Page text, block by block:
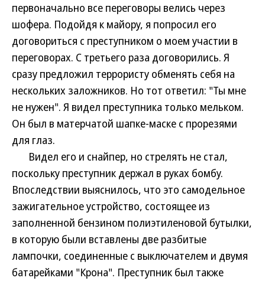
первоначально все переговоры велись через
шофера. Подойдя к майору, я попросил его
договориться с преступником о моем участии в
переговорах. С третьего раза договорились. Я
сразу предложил террористу обменять себя на
нескольких заложников. Но тот ответил: "Ты мне
не нужен". Я видел преступника только мельком.
Он был в матерчатой шапке-маске с прорезями
для глаз.
Видел его и снайпер, но стрелять не стал,
поскольку преступник держал в руках бомбу.
Впоследствии выяснилось, что это самодельное
зажигательное устройство, состоящее из
заполненной бензином полиэтиленовой бутылки,
в которую были вставлены две разбитые
лампочки, соединенные с выключателем и двумя
батарейками "Крона". Преступник был также